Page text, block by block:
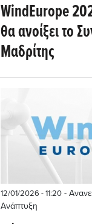
WindEurope
θα ανοίξει το
Μαδρίτης
12/01/2026 - 11:20 -
Ανάπτυξη